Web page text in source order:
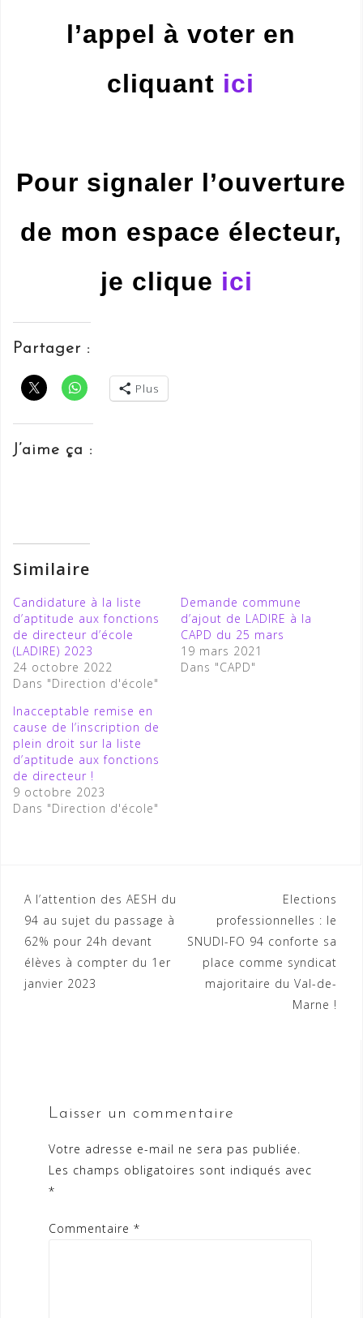
l’appel à voter en
cliquant ici
Pour signaler l’ouverture
de mon espace électeur,
je clique ici
Partager :
Plus
J’aime ça :
Similaire
Candidature à la liste
d’aptitude aux fonctions
de directeur d’école
(LADIRE) 2023
24 octobre 2022
Dans "Direction d'école"
Demande commune
d’ajout de LADIRE à la
CAPD du 25 mars
19 mars 2021
Dans "CAPD"
Inacceptable remise en
cause de l’inscription de
plein droit sur la liste
d’aptitude aux fonctions
de directeur !
9 octobre 2023
Dans "Direction d'école"
Navigation
de
l’article
A l’attention des AESH du
94 au sujet du passage à
62% pour 24h devant
élèves à compter du 1er
janvier 2023
Elections
professionnelles : le
SNUDI-FO 94 conforte sa
place comme syndicat
majoritaire du Val-de-
Marne !
Laisser un commentaire
Votre adresse e-mail ne sera pas publiée.
Les champs obligatoires sont indiqués avec
*
Commentaire *